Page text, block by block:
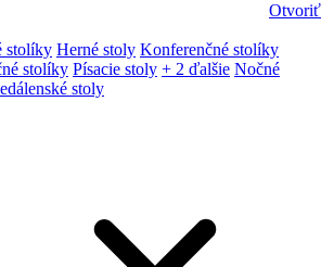
Otvoriť
stolíky Herné stoly Konferenčné stolíky
stolíky Písacie stoly + 2 ďalšie Nočné
stoly